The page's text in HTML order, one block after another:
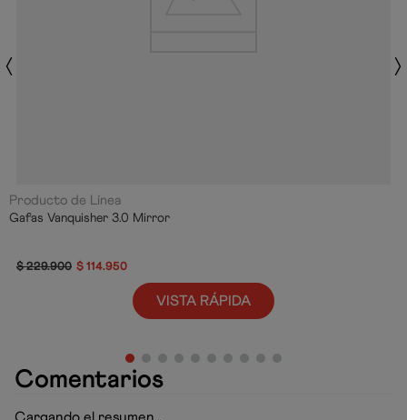
Producto de Línea
Gafas Vanquisher 3.0 Mirror
$229.900 $ 114.950
VISTA RÁPIDA
Comentarios